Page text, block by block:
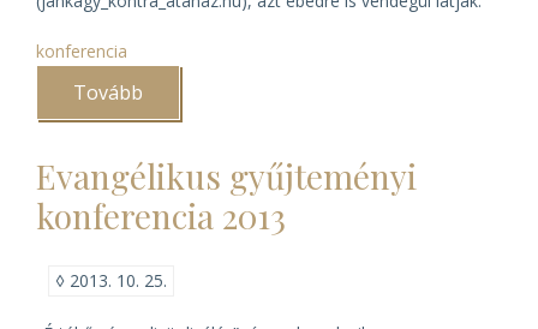
konferencia
Tovább
Nyíregyházán
közelmúlt
kutatásáról)
Evangélikus gyűjteményi
konferencia 2013
◊ 2013. 10. 25.